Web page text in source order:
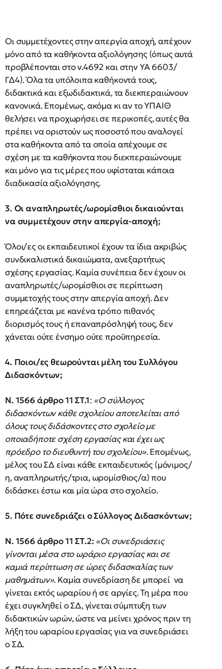
Οι συμμετέχοντες στην απεργία αποχή, απέχουν
μόνο από τα καθήκοντα αξιολόγησης (όπως αυτά
προβλέπονται στο ν.4692 και στην ΥΑ 6603/
ΓΔ4). Όλα τα υπόλοιπα καθήκοντά τους,
διδακτικά και εξωδιδακτικά, τα διεκπεραιώνουν
κανονικά. Επομένως, ακόμα κι αν το ΥΠΑΙΘ
θελήσει να προχωρήσει σε περικοπές, αυτές θα
πρέπει να οριστούν ως ποσοστό που αναλογεί
στα καθήκοντα από τα οποία απέχουμε σε
σχέση με τα καθήκοντα που διεκπεραιώνουμε
και μόνο για τις μέρες που υφίσταται κάποια
διαδικασία αξιολόγησης.
3. Οι αναπληρωτές/ωρομίσθιοι δικαιούνται
να συμμετέχουν στην απεργία-αποχή;
Όλοι/ες οι εκπαιδευτικοί έχουν τα ίδια ακριβώς
συνδικαλιστικά δικαιώματα, ανεξαρτήτως
σχέσης εργασίας. Καμία συνέπεια δεν έχουν οι
αναπληρωτές/ωρομίσθιοι σε περίπτωση
συμμετοχής τους στην απεργία αποχή. Δεν
επηρεάζεται με κανένα τρόπο πιθανός
διορισμός τους ή επαναπρόσληψή τους, δεν
χάνεται ούτε ένσημο ούτε προϋπηρεσία.
4. Ποιοι/ες θεωρούνται μέλη του Συλλόγου
Διδασκόντων;
Ν. 1566 άρθρο 11 ΣΤ.1: «Ο σύλλογος
διδασκόντων κάθε σχολείου αποτελείται από
όλους τους διδάσκοντες στο σχολείο με
οποιαδήποτε σχέση εργασίας και έχει ως
πρόεδρο το διευθυντή του σχολείου».Επομένως,
μέλος του ΣΔ είναι κάθε εκπαιδευτικός (μόνιμος/
η, αναπληρωτής/τρια, ωρομίσθιος/α) που
διδάσκει έστω και μία ώρα στο σχολείο.
5. Πότε συνεδριάζει ο Σύλλογος Διδασκόντων;
Ν. 1566 άρθρο 11 ΣΤ.2: «Οι συνεδριάσεις
γίνονται μέσα στο ωράριο εργασίας και σε
καμιά περίπτωση σε ώρες διδασκαλίας των
μαθημάτων». Καμία συνεδρίαση δε μπορεί να
γίνεται εκτός ωραρίου ή σε αργίες. Τη μέρα που
έχει συγκληθεί ο ΣΔ, γίνεται σύμπτυξη των
διδακτικών ωρών, ώστε να μείνει χρόνος πριν τη
λήξη του ωραρίου εργασίας για να συνεδριάσει
ο ΣΔ.